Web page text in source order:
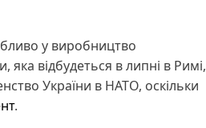
у виробництво
яка відбудеться в липні в Римі,
України в НАТО, оскільки
.